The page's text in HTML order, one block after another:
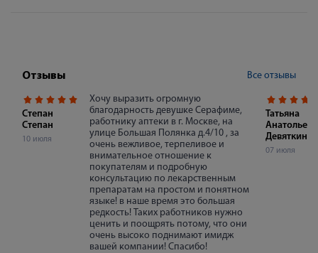
Отзывы Все отзывы
Степан
Степан
10 июля
Хочу выразить огромную
благодарность девушке Серафиме,
работнику аптеки в г. Москве, на
улице Большая Полянка д.4/10 , за
очень вежливое, терпеливое и
внимательное отношение к
покупателям и подробную
консультацию по лекарственным
препаратам на простом и понятном
языке! в наше время это большая
редкость! Таких работников нужно
ценить и поощрять потому, что они
очень высоко поднимают имидж
вашей компании! Спасибо!
Татьяна
Девяткина
07 июля